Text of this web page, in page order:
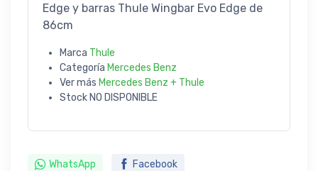
Edge y barras Thule Wingbar Evo Edge de
86cm
Marca Thule
Categoría Mercedes Benz
Ver más Mercedes Benz + Thule
Stock NO DISPONIBLE
WhatsApp Facebook